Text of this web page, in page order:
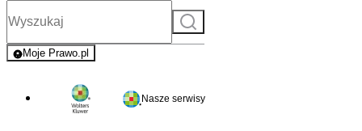
Szukaj
Moje Prawo.pl
- rejestracja i logowanie do serwisu
Nasze serwisy